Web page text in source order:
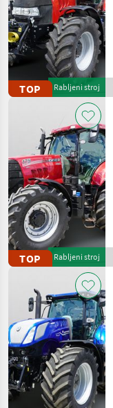
TOP Rabljeni stroj
TOP Rabljeni stroj